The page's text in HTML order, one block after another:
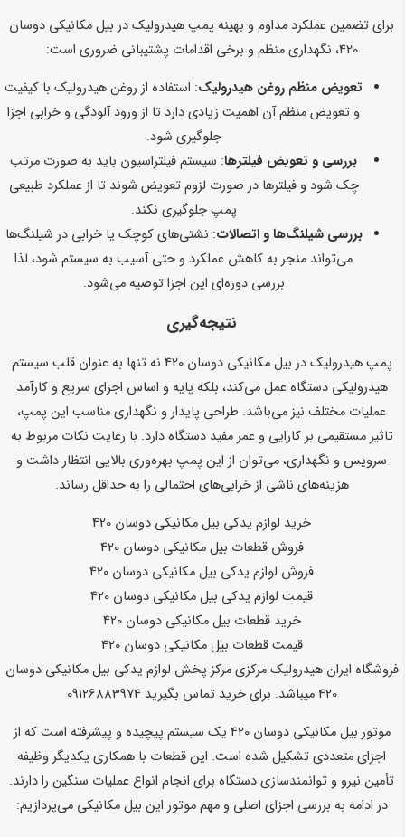
برای تضمین عملکرد مداوم و بهینه پمپ هیدرولیک در بیل مکانیکی دوسان
420، نگهداری منظم و برخی اقدامات پشتیبانی ضروری است:
تعویض منظم روغن هیدرولیک: استفاده از روغن هیدرولیک با کیفیت
و تعویض منظم آن اهمیت زیادی دارد تا از ورود آلودگی و خرابی اجزا
جلوگیری شود.
بررسی و تعویض فیلترها: سیستم فیلتراسیون باید به صورت مرتب
چک شود و فیلترها در صورت لزوم تعویض شوند تا از عملکرد طبیعی
پمپ جلوگیری نکند.
بررسی شیلنگ‌ها و اتصالات: نشتی‌های کوچک یا خرابی در شیلنگ‌ها
می‌تواند منجر به کاهش عملکرد و حتی آسیب به سیستم شود، لذا
بررسی دوره‌ای این اجزا توصیه می‌شود.
نتیجه‌گیری
پمپ هیدرولیک در بیل مکانیکی دوسان 420 نه تنها به عنوان قلب سیستم
هیدرولیکی دستگاه عمل می‌کند، بلکه پایه و اساس اجرای سریع و کارآمد
عملیات مختلف نیز می‌باشد. طراحی پایدار و نگهداری مناسب این پمپ،
تاثیر مستقیمی بر کارایی و عمر مفید دستگاه دارد. با رعایت نکات مربوط به
سرویس و نگهداری، می‌توان از این پمپ بهره‌وری بالایی انتظار داشت و
هزینه‌های ناشی از خرابی‌های احتمالی را به حداقل رساند.
خرید لوازم یدکی بیل مکانیکی دوسان 420
فروش قطعات بیل مکانیکی دوسان 420
فروش لوازم یدکی بیل مکانیکی دوسان 420
قیمت لوازم یدکی بیل مکانیکی دوسان 420
خرید قطعات بیل مکانیکی دوسان 420
قیمت قطعات بیل مکانیکی دوسان 420
فروشگاه ایران هیدرولیک مرکزی مرکز پخش لوازم یدکی بیل مکانیکی دوسان
420 میباشد. برای خرید تماس بگیرید 09126883974
موتور بیل مکانیکی دوسان 420 یک سیستم پیچیده و پیشرفته است که از
اجزای متعددی تشکیل شده است. این قطعات با همکاری یکدیگر وظیفه
تأمین نیرو و توانمندسازی دستگاه برای انجام انواع عملیات سنگین را دارند.
در ادامه به بررسی اجزای اصلی و مهم موتور این بیل مکانیکی می‌پردازیم: